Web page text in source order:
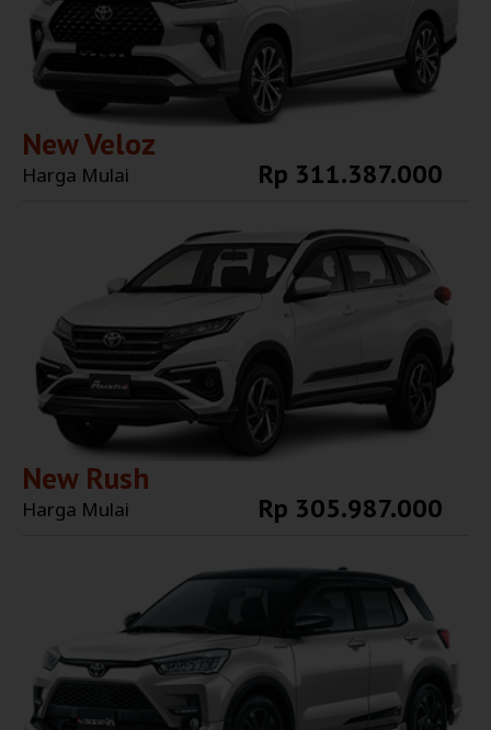
New Veloz
Harga Mulai Rp 311.387.000
New Rush
Harga Mulai Rp 305.987.000